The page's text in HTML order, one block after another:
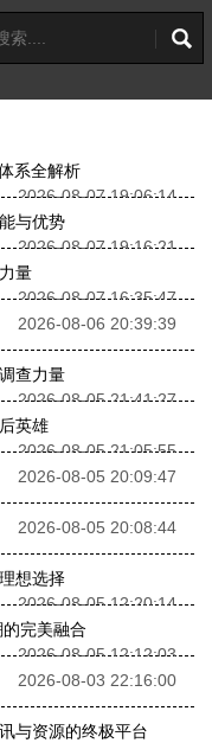
系全解析
2026-08-07 19:06:14
与优势
2026-08-07 19:16:21
量
2026-08-07 16:35:47
2026-08-06 20:39:39
查力量
2026-08-05 21:41:27
英雄
2026-08-05 21:05:55
2026-08-05 20:09:47
2026-08-05 20:08:44
想选择
2026-08-05 12:20:14
完美融合
2026-08-05 12:12:03
2026-08-03 22:16:00
与资源的终极平台